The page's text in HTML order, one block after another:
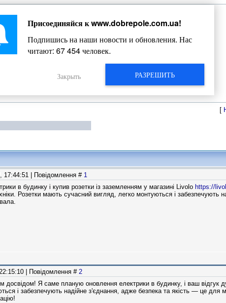
Жизнь Добропольского края
[
17:44:51 | Повідомлення # 1
в будинку і купив розетки із заземленням у магазині Livolo https://
Розетки мають сучасний вигляд, легко монтуються і
| Повідомлення #2
досвідом! Я саме планую оновлення електрики в будинку, і ваш відгук
і забезпечують надійне з'єднання, адже безпека та якість — це для
Присоединяйся кwww.dobrepole.com.ua!
Подпишись на наши новости и обновления. Нас
читают: 67 454человек.
РАЗРЕШИТЬ
Закрыть